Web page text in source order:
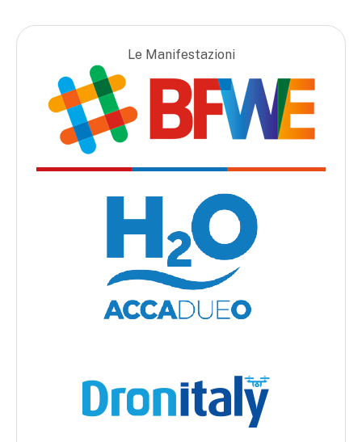
Le Manifestazioni